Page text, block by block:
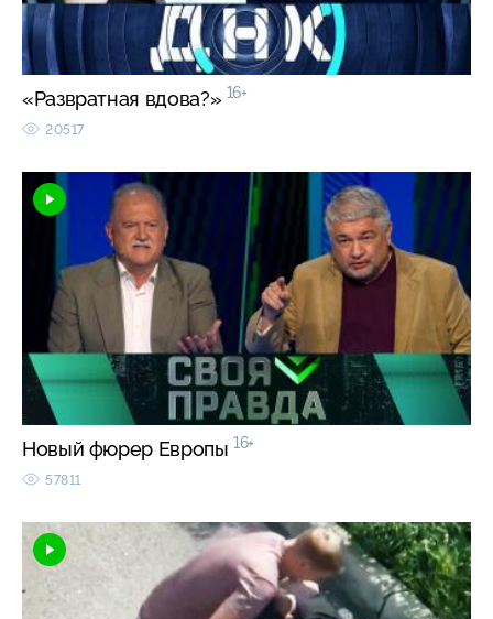
«Развратная вдова?» 16+
20517
Новый фюрер Европы 16+
57811